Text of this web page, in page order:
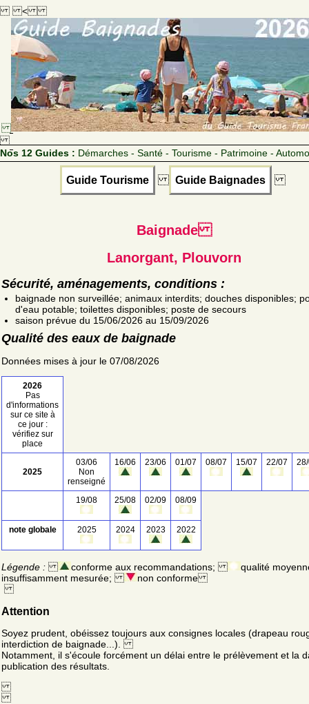
<
Nos 12 Guides : Démarches - Santé - Tourisme - Patrimoine -
Guide Tourisme Guide Baignades
Baignade
Lanorgant, Plouvorn
Sécurité, aménagements, conditions :
baignade non surveillée; animaux interdits; douches disponibles;
d'eau potable; toilettes disponibles; poste de secours
saison prévue du 15/06/2026 au 15/09/2026
Qualité des eaux de baignade
Données mises à jour le 07/08/2026
2026
Pas
d'informations
sur ce site à
ce jour :
vérifiez sur
place
2025
03/06
Non
renseigné
16/06 23/06 01/07 08/07 15/07 22/07
19/08 25/08 02/09 08/09
note globale 2025 2024 2023 2022
Légende : conforme aux recommandations;
qualité
insuffisamment mesurée;
non conforme
Attention
Soyez prudent, obéissez toujours aux consignes locales (drapeau
interdiction de baignade...).
Notamment, il s'écoule forcément un délai entre le prélèvement et la
publication des résultats.